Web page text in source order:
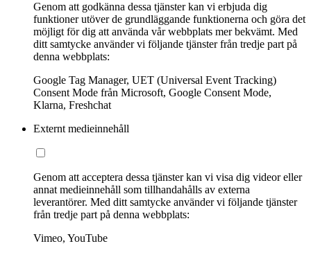
Genom att godkänna dessa tjänster kan vi erbjuda dig
funktioner utöver de grundläggande funktionerna och göra det
möjligt för dig att använda vår webbplats mer bekvämt. Med
ditt samtycke använder vi följande tjänster från tredje part på
denna webbplats:
Google Tag Manager, UET (Universal Event Tracking)
Consent Mode från Microsoft, Google Consent Mode,
Klarna, Freshchat
Externt medieinnehåll
Genom att acceptera dessa tjänster kan vi visa dig videor eller
annat medieinnehåll som tillhandahålls av externa
leverantörer. Med ditt samtycke använder vi följande tjänster
från tredje part på denna webbplats:
Vimeo, YouTube